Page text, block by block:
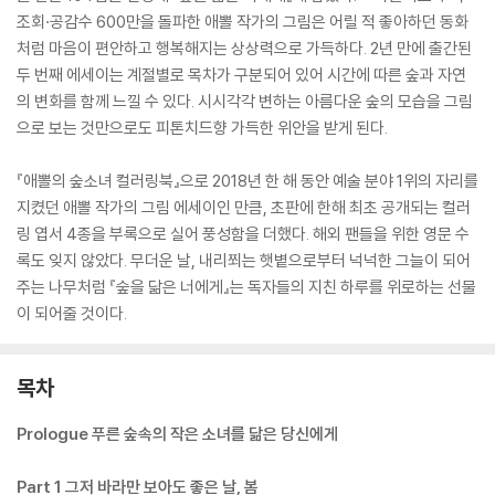
조회·공감수 600만을 돌파한 애뽈 작가의 그림은 어릴 적 좋아하던 동화
처럼 마음이 편안하고 행복해지는 상상력으로 가득하다. 2년 만에 출간된
두 번째 에세이는 계절별로 목차가 구분되어 있어 시간에 따른 숲과 자연
의 변화를 함께 느낄 수 있다. 시시각각 변하는 아름다운 숲의 모습을 그림
으로 보는 것만으로도 피톤치드향 가득한 위안을 받게 된다.
『애뽈의 숲소녀 컬러링북』으로 2018년 한 해 동안 예술 분야 1위의 자리를
지켰던 애뽈 작가의 그림 에세이인 만큼, 초판에 한해 최초 공개되는 컬러
링 엽서 4종을 부록으로 실어 풍성함을 더했다. 해외 팬들을 위한 영문 수
록도 잊지 않았다. 무더운 날, 내리쬐는 햇볕으로부터 넉넉한 그늘이 되어
주는 나무처럼 『숲을 닮은 너에게』는 독자들의 지친 하루를 위로하는 선물
이 되어줄 것이다.
목차
Prologue 푸른 숲속의 작은 소녀를 닮은 당신에게
Part 1 그저 바라만 보아도 좋은 날, 봄